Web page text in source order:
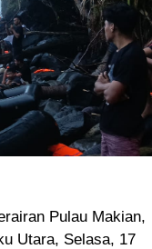
Pulau Makian,
Utara, Selasa, 17